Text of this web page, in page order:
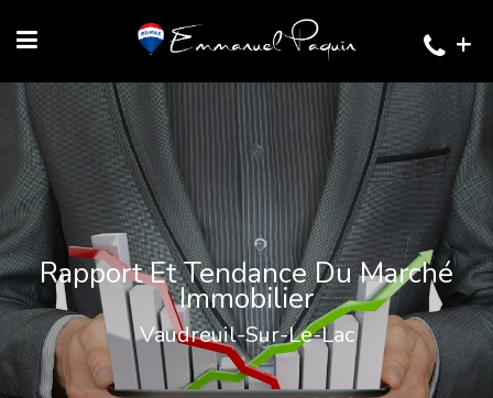
+
Rapport Et Tendance Du Marché
Immobilier
Vaudreuil-Sur-Le-Lac